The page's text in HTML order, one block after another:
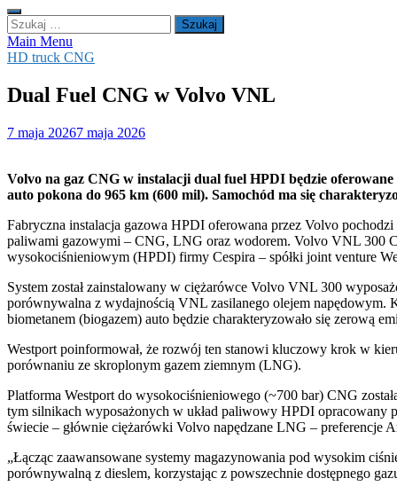
Szukaj:
Main Menu
HD truck CNG
Dual Fuel CNG w Volvo VNL
7 maja 20267 maja 2026
Volvo na gaz CNG w instalacji dual fuel HPDI będzie
auto pokona do 965 km (600 mil). Samochód ma się
Fabryczna instalacja gazowa HPDI oferowana przez Volvo
paliwami gazowymi – CNG, LNG oraz wodorem. Volvo VNL 300
wysokociśnieniowym (HPDI) firmy Cespira – spółki joint venture
System został zainstalowany w ciężarówce Volvo VNL 300
porównywalna z wydajnością VNL ​​zasilanego olejem napędowym.
biometanem (biogazem) auto będzie charakteryzowało się zerową
Westport poinformował, że rozwój ten stanowi kluczowy krok w
porównaniu ze skroplonym gazem ziemnym (LNG).
Platforma Westport do wysokociśnieniowego (~700 bar) CNG
tym silnikach wyposażonych w układ paliwowy HPDI opracowany
świecie – głównie ciężarówki Volvo napędzane LNG – preferencje
„Łącząc zaawansowane systemy magazynowania pod wysokim
porównywalną z dieslem, korzystając z powszechnie dostępnego